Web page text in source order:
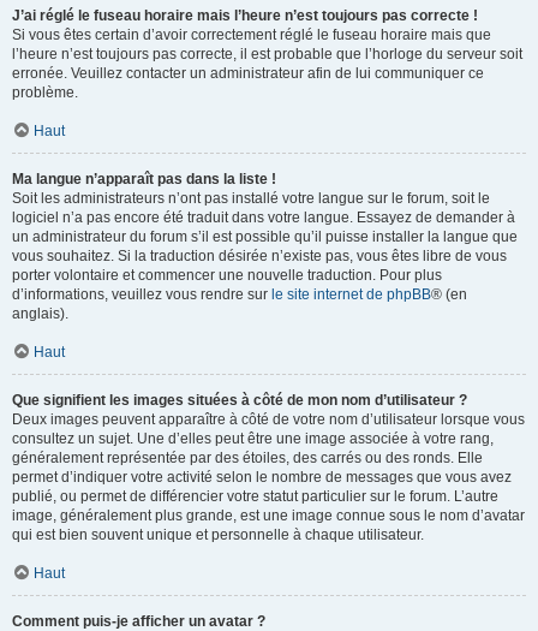
J’ai réglé le fuseau horaire mais l’heure n’est toujours pas correcte !
Si vous êtes certain d’avoir correctement réglé le fuseau horaire mais que
l’heure n’est toujours pas correcte, il est probable que l’horloge du serveur soit
erronée. Veuillez contacter un administrateur afin de lui communiquer ce
problème.
Haut
Ma langue n’apparaît pas dans la liste !
Soit les administrateurs n’ont pas installé votre langue sur le forum, soit le
logiciel n’a pas encore été traduit dans votre langue. Essayez de demander à
un administrateur du forum s’il est possible qu’il puisse installer la langue que
vous souhaitez. Si la traduction désirée n’existe pas, vous êtes libre de vous
porter volontaire et commencer une nouvelle traduction. Pour plus
d’informations, veuillez vous rendre sur le site internet de phpBB® (en
anglais).
Haut
Que signifient les images situées à côté de mon nom d’utilisateur ?
Deux images peuvent apparaître à côté de votre nom d’utilisateur lorsque vous
consultez un sujet. Une d’elles peut être une image associée à votre rang,
généralement représentée par des étoiles, des carrés ou des ronds. Elle
permet d’indiquer votre activité selon le nombre de messages que vous avez
publié, ou permet de différencier votre statut particulier sur le forum. L’autre
image, généralement plus grande, est une image connue sous le nom d’avatar
qui est bien souvent unique et personnelle à chaque utilisateur.
Haut
Comment puis-je afficher un avatar ?